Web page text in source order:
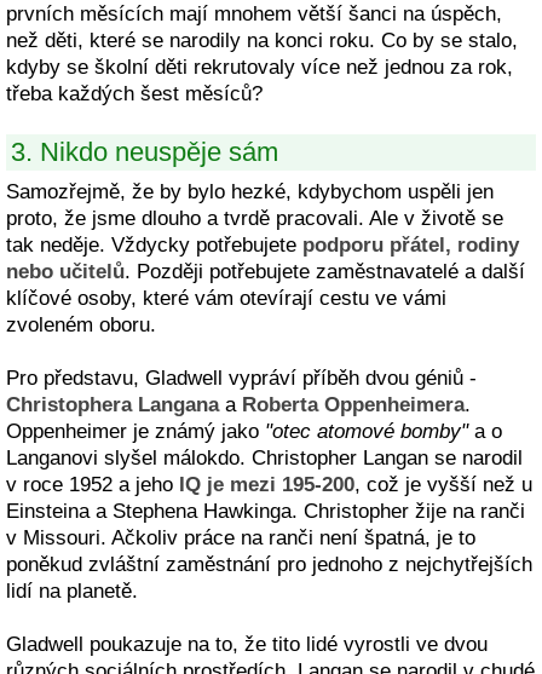
prvních měsících mají mnohem větší šanci na úspěch,
než děti, které se narodily na konci roku. Co by se stalo,
kdyby se školní děti rekrutovaly více než jednou za rok,
třeba každých šest měsíců?
3. Nikdo neuspěje sám
Samozřejmě, že by bylo hezké, kdybychom uspěli jen
proto, že jsme dlouho a tvrdě pracovali. Ale v životě se
tak neděje. Vždycky potřebujete podporu přátel, rodiny
nebo učitelů. Později potřebujete zaměstnavatelé a další
klíčové osoby, které vám otevírají cestu ve vámi
zvoleném oboru.
Pro představu, Gladwell vypráví příběh dvou géniů -
Christophera Langanaa Roberta Oppenheimera.
Oppenheimer je známý jako "otec atomové bomby"a o
Langanovi slyšel málokdo. Christopher Langan se narodil
v roce 1952 a jeho IQ je mezi 195-200, což je vyšší než u
Einsteina a Stephena Hawkinga. Christopher žije na ranči
v Missouri. Ačkoliv práce na ranči není špatná, je to
poněkud zvláštní zaměstnání pro jednoho z nejchytřejších
lidí na planetě.
Gladwell poukazuje na to, že tito lidé vyrostli ve dvou